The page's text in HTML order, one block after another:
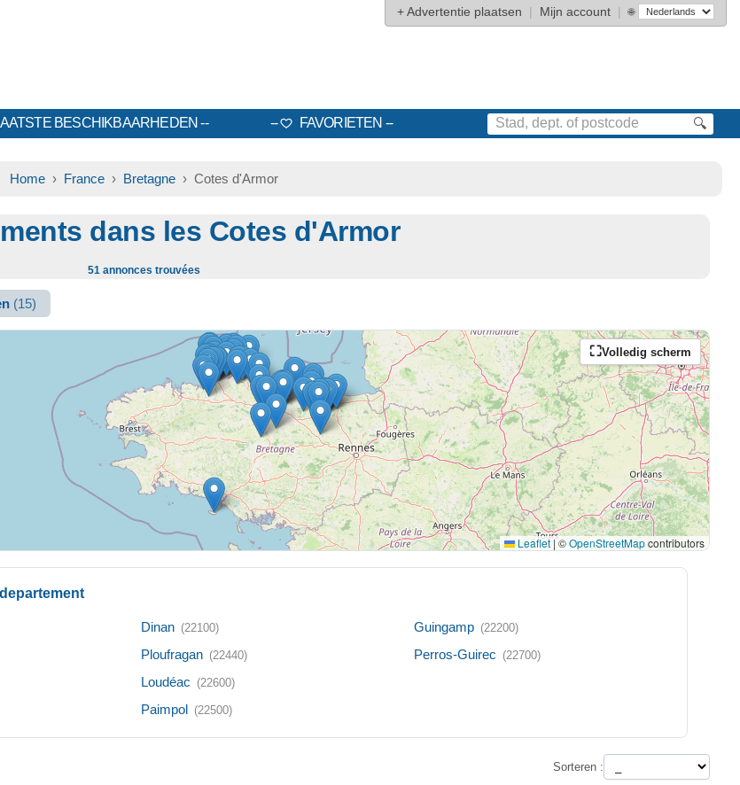
+Advertentie plaatsen | Mijn account | 🌐
BESCHIKBAARHEDEN FAVORIETEN 🔍
Home › France › Bretagne › Cotes d'Armor
dans les Cotes d'Armor
51 annonces trouvées
(15)
Volledig scherm
Leaflet |©OpenStreetMapcontributors
Dinan (22100)
Ploufragan (22440)
Loudéac (22600)
Paimpol (22500)
Guingamp (22200)
Perros-Guirec (22700)
Sorteren :